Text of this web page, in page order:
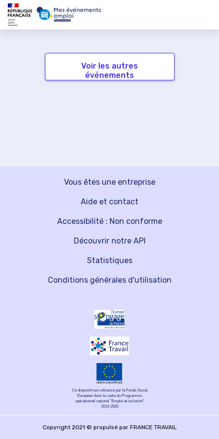
Voir les autres
événements
Vous êtes une entreprise
Découvrir notre API
Aide et contact
Statistiques
Accessibilité : Non conforme
Conditions générales d'utilisation
Ce dispositif est cofinancé par le Fonds Social
Européen dans le cadre du Programme
opérationnel national "Emploi et inclusion"
2014-2020
Copyright 2021 © propulsé par FRANCE TRAVAIL